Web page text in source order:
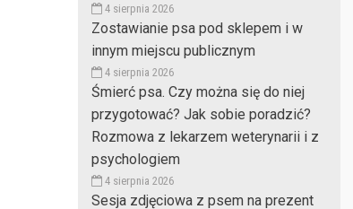
4 sierpnia 2026
Zostawianie psa pod sklepem i w
innym miejscu publicznym
4 sierpnia 2026
Śmierć psa. Czy można się do niej
przygotować? Jak sobie poradzić?
Rozmowa z lekarzem weterynarii i z
psychologiem
4 sierpnia 2026
Sesja zdjęciowa z psem na prezent